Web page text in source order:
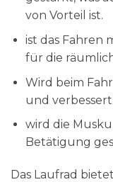
von Vorteil ist.
ist das Fahren
für die
Wird beim
und verbessert.
wird die
Betätigung
Das Laufrad